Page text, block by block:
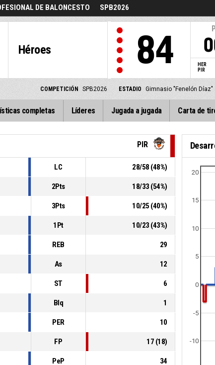
DE BALONCESTO SPB2026
Héroes 84 HER
PIR
COMPETICIÓN SPB2026 ESTADIO Gimnasio "Fenelón Díaz"
completas Líderes Jugada a jugada Carta de
PIR
LC 28/58 (48%)
2Pts 18/33 (54%)
3Pts 10/25 (40%)
1Pt 10/23 (43%)
REB 29
As 12
ST 6
Blq 1
PER 10
FP 17 (18)
PeP 34
0
5
10
15
20
-10
-5